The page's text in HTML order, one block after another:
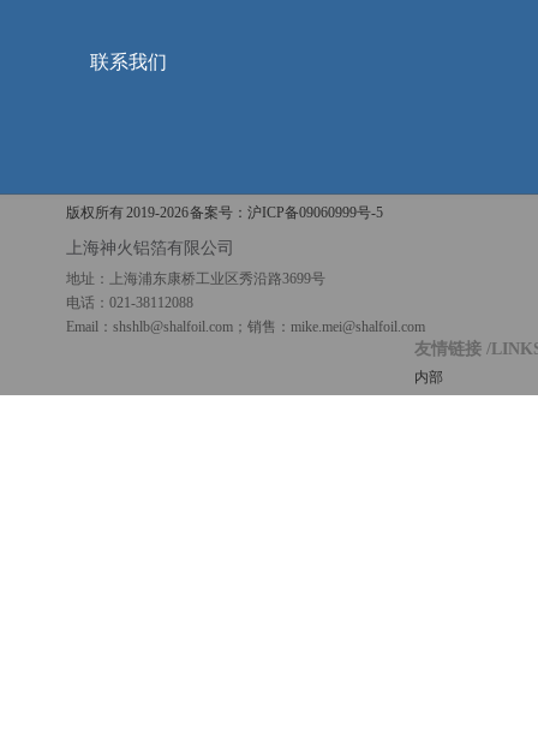
联系我们
版权所有 2019-2026 备案号： 沪ICP备09060999号-5
上海神火铝箔有限公司
地址：上海浦东康桥工业区秀沿路3699号
电话：021-38112088
Email：shshlb@shalfoil.com；销售：mike.mei@shalfoil.com
友情链接 /
内部